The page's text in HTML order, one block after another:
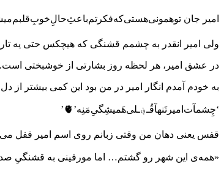
امیر جان
ولی امیر انقدر به چشمم قشنگی که هیچکس حتی یه
در عشق امیر، هر لحظه روز بشارتی از خوشبختی
به خودم آمدم انگار امیر در من بود این کمی بیشتر از
‘چِشمآت‌امیر‌تَنهآ‌قُـ؋ـلی‌هَمیشِگیِ‌مَنِه’🫀’
قفس یعنی دهان من وقتی زبانم روی اسم امیر قفل
«همه‌ی این شهر رو گشتم… اما مورفینی به قشنگىِ